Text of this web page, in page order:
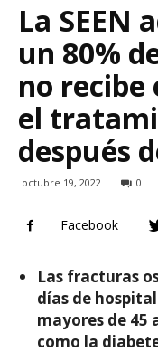
La SEEN
un 80%
no recibe
el
después
octubre 19, 2022 0
Facebook
Las fracturas
días de
mayores de 45
como la